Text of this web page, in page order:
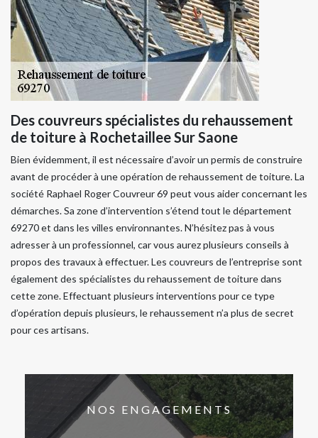
Des couvreurs spécialistes du rehaussement
de toiture à Rochetaillee Sur Saone
Bien évidemment, il est nécessaire d’avoir un permis de construire
avant de procéder à une opération de rehaussement de toiture. La
société Raphael Roger Couvreur 69 peut vous aider concernant les
démarches. Sa zone d’intervention s’étend tout le département
69270 et dans les villes environnantes. N’hésitez pas à vous
adresser à un professionnel, car vous aurez plusieurs conseils à
propos des travaux à effectuer. Les couvreurs de l’entreprise sont
également des spécialistes du rehaussement de toiture dans
cette zone. Effectuant plusieurs interventions pour ce type
d’opération depuis plusieurs, le rehaussement n’a plus de secret
pour ces artisans.
NOS ENGAGEMENTS